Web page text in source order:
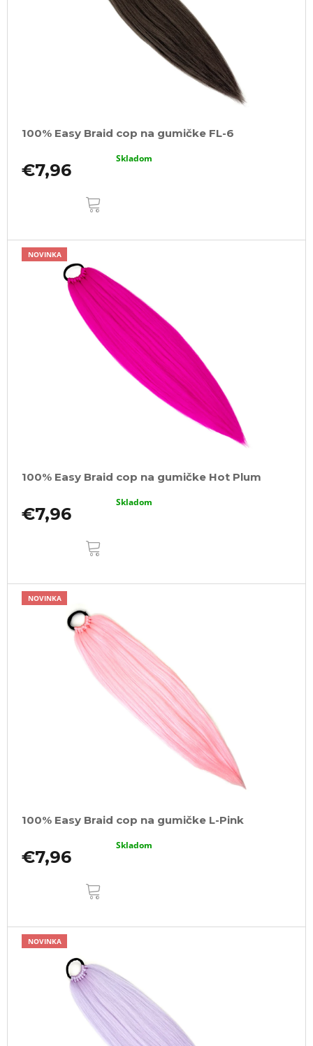
100% Easy Braid cop na gumičke FL-6
€7,96
Skladom
NOVINKA
100% Easy Braid cop na gumičke Hot Plum
€7,96
Skladom
NOVINKA
100% Easy Braid cop na gumičke L-Pink
€7,96
Skladom
NOVINKA